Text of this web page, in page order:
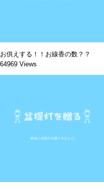
お供えする！！お線香の数？？
64969 Views